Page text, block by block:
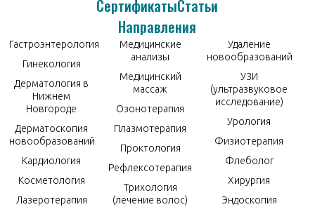
СертификатыСтатьи
Направления
Гастроэнтерология
Гинекология
Дерматология в
Нижнем
Новгороде
Дерматоскопия
новообразований
Кардиология
Косметология
Лазеротерапия
Медицинские
анализы
Медицинский
массаж
Озонотерапия
Плазмотерапия
Проктология
Рефлексотерапия
Трихология
(лечение волос)
Удаление
новообразований
УЗИ
(ультразвуковое
исследование)
Урология
Физиотерапия
Флеболог
Хирургия
Эндоскопия